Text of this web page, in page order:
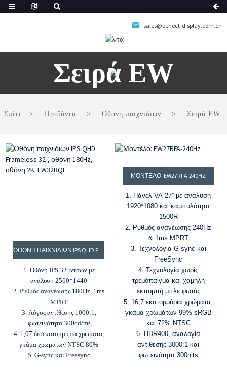
sales@perfect-display.com.cn
Σειρά EW
Σπίτι Προϊόντα Οθόνη παιχνιδιών Σειρά EW
ΟΘΌΝΗ ΠΑΙΧΝΙΔΙΏΝ IPS QHD FRAMELESS 32”, ΟΘΌΝΗ 180HZ, ΟΘΌΝΗ 2K: EW32BQI
1. Οθόνη IPS 32 ιντσών με
ανάλυση 2560*1440
2. Ρυθμός ανανέωσης 180Hz, 1ms
MPRT
3. Λόγος αντίθεσης 1000:1,
φωτεινότητα 300cd/m²
4. 1,07 δισεκατομμύρια χρώματα,
γκάμα χρωμάτων NTSC 80%
5. G-sync και Freesync
ΜΟΝΤΈΛΟ: EW27RFA-240HZ
1. Πάνελ VA 27” με ανάλυση
1920*1080 και καμπυλότητα
1500R
2. Ρυθμός ανανέωσης 240Hz
& 1ms MPRT
3. Τεχνολογία G-sync και
FreeSync
4. Τεχνολογία χωρίς
τρεμόπαιγμα και χαμηλή
εκπομπή μπλε φωτός
5. 16,7 εκατομμύρια χρώματα,
γκάμα χρωμάτων 99% sRGB
και 72% NTSC
6. HDR400, αναλογία
αντίθεσης 3000:1 και
φωτεινότητα 300nits